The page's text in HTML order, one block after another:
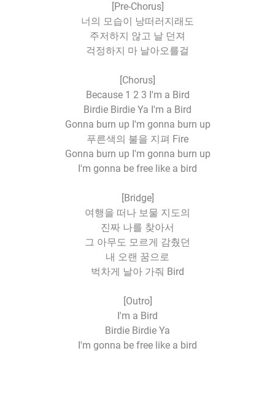
[Pre-Chorus]
너의 모습이 낭떠러지래도
주저하지 않고 날 던져
걱정하지 마 날아오를걸
[Chorus]
Because 1 2 3 I'm a Bird
Birdie Birdie Ya I'm a Bird
Gonna burn up I'm gonna burn up
푸른색의 불을 지펴 Fire
Gonna burn up I'm gonna burn up
I'm gonna be free like a bird
[Bridge]
여행을 떠나 보물 지도의
진짜 나를 찾아서
그 아무도 모르게 감췄던
내 오랜 꿈으로
벅차게 날아 가줘 Bird
[Outro]
I'm a Bird
Birdie Birdie Ya
I'm gonna be free like a bird